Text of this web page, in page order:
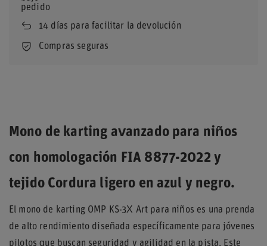
14 días para facilitar la devolución
Compras seguras
Mono de karting avanzado para niños
con homologación FIA 8877-2022 y
tejido Cordura ligero en azul y negro.
El mono de karting OMP KS-3X Art para niños es una prenda
de alto rendimiento diseñada específicamente para jóvenes
pilotos que buscan seguridad y agilidad en la pista. Este